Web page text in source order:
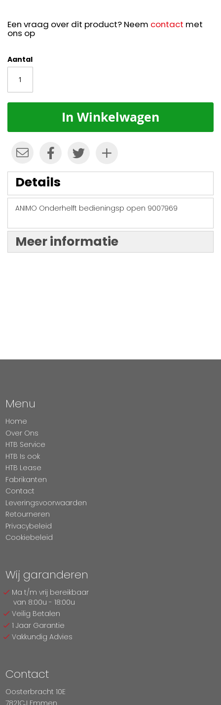
Een vraag over dit product? Neem contact met
ons op
Aantal
In Winkelwagen
Details
ANIMO Onderhelft bedieningsp open 9007969
Meer informatie
Menu
Home
Over Ons
HTB Service
HTB Is ook
HTB Lease
Fabrikanten
Contact
Leveringsvoorwaarden
Retourneren
Privacybeleid
Cookiebeleid
Wij garanderen
Ma t/m vrij bereikbaar
van 8:00u - 18:00u
Veilig Betalen
1 Jaar Garantie
Vakkundig Advies
Contact
Oosterbracht 10E
7821CJ Emmen